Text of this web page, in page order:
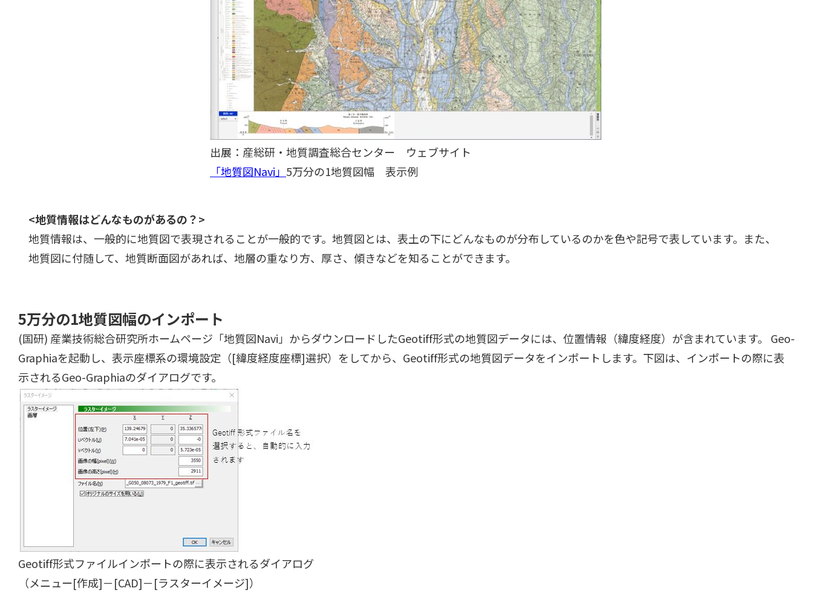
出展：産総研・地質調査総合センター ウェブサイト
「地質図Navi」 5万分の1地質図幅 表示例
<地質情報はどんなものがあるの？>
地質情報は、一般的に地質図で表現されることが一般的です。地質図とは、表土の下にどんなものが分布しているのかを色や記号で表しています。また、
地質図に付随して、地質断面図があれば、地層の重なり方、厚さ、傾きなどを知ることができます。
5万分の1地質図幅のインポート
(国研) 産業技術総合研究所ホームページ「地質図Navi」からダウンロードしたGeotiff形式の地質図データには、位置情報（緯度経度）が含まれています。 Geo-
Graphiaを起動し、表示座標系の環境設定（[緯度経度座標]選択）をしてから、Geotiff形式の地質図データをインポートします。下図は、インポートの際に表
示されるGeo-Graphiaのダイアログです。
Geotiff形式ファイルインポートの際に表示されるダイアログ
（メニュー[作成]－[CAD]－[ラスターイメージ]）